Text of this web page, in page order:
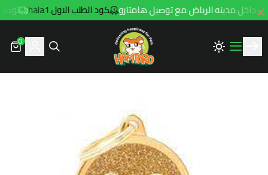
كود الطلب الاول hala1 توصيل مجاني
Hamtaro
0